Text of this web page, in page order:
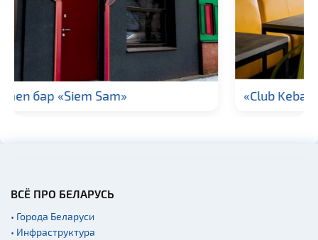
Памятники природы
Производства
Мастер-классы
Квесты
людям
Монастыри
Часовни
«Club Kеbаb»
ВСЁ ПРО БЕЛАРУСЬ
• Города Беларуси
• Инфраструктура